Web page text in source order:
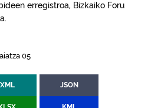
erregistroa, Bizkaiko Foru
05
XML JSON